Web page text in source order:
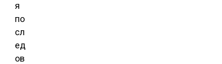
я
по
сл
ед
ов